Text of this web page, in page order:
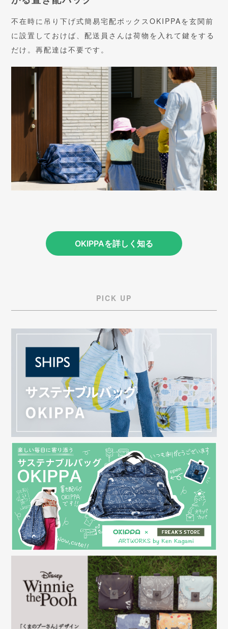
不在時に吊り下げ式簡易宅配ボックスOKIPPAを玄関前
に設置しておけば、配送員さんは荷物を入れて鍵をする
だけ。再配達は不要です。
OKIPPAを詳しく知る
PICK UP